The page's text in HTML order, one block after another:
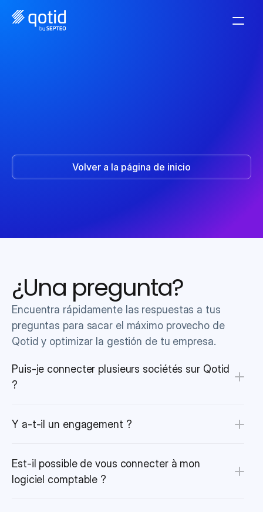
Le acabamos de enviar un enlace de conexión
Volver a la página de inicio
¿Una pregunta?
Encuentra rápidamente las respuestas a tus
preguntas para sacar el máximo provecho de
Qotid y optimizar la gestión de tu empresa.
Puis-je connecter plusieurs sociétés sur Qotid
?
Y a-t-il un engagement ?
Est-il possible de vous connecter à mon
logiciel comptable ?